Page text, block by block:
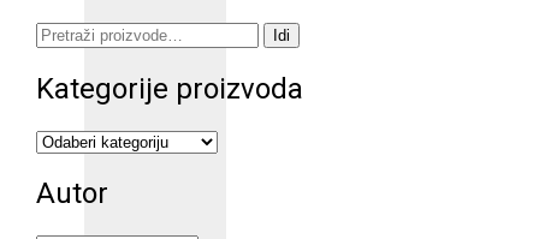
Pretraži: Idi
Kategorije proizvoda
Autor